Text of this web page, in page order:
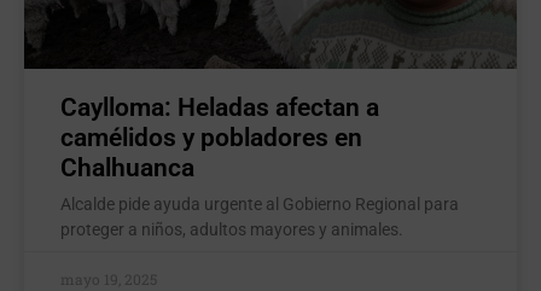
Caylloma: Heladas afectan a
camélidos y pobladores en
Chalhuanca
Alcalde pide ayuda urgente al Gobierno Regional para
proteger a niños, adultos mayores y animales.
mayo 19, 2025